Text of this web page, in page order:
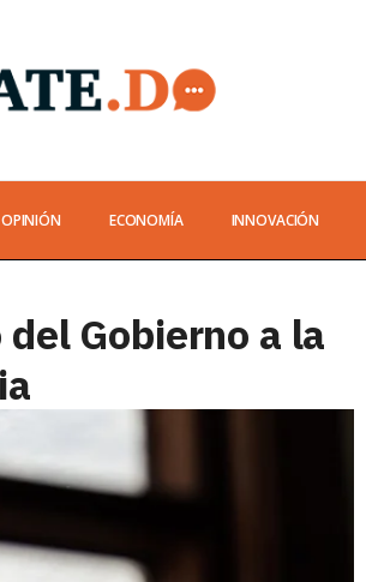
OPINIÓN ECONOMÍA INNOVACIÓN
Gobierno a la